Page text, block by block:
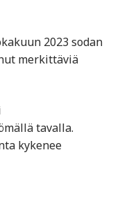
2023 sodan
merkittäviä
tavalla.
kykenee